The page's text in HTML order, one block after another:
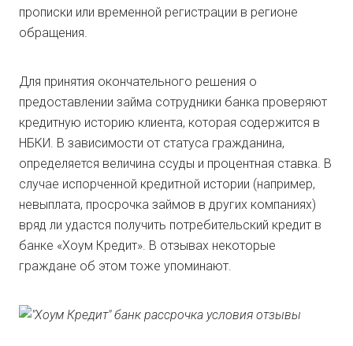
прописки или временной регистрации в регионе
обращения.
Для принятия окончательного решения о
предоставлении займа сотрудники банка проверяют
кредитную историю клиента, которая содержится в
НБКИ. В зависимости от статуса гражданина,
определяется величина ссуды и процентная ставка. В
случае испорченной кредитной истории (например,
невыплата, просрочка займов в других компаниях)
вряд ли удастся получить потребительский кредит в
банке «Хоум Кредит». В отзывах некоторые
граждане об этом тоже упоминают.